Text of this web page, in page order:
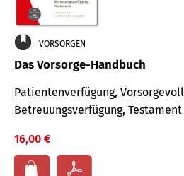
VORSORGEN
Das Vorsorge-Handbuch
Patientenverfügung,
Betreuungsverfügung, Testament
16,00 €